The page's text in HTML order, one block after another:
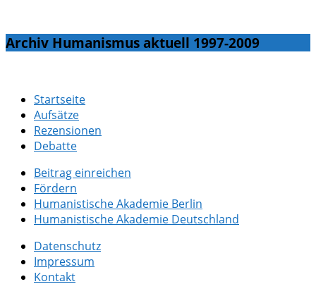
Archiv Humanismus aktuell 1997-2009
Startseite
Aufsätze
Rezensionen
Debatte
Beitrag einreichen
Fördern
Humanistische Akademie Berlin
Humanistische Akademie Deutschland
Datenschutz
Impressum
Kontakt